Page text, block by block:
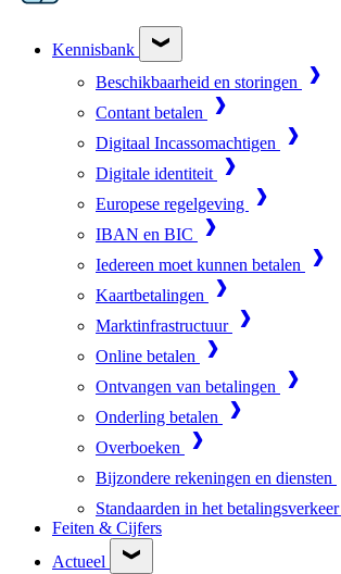
Kennisbank
Beschikbaarheid en storingen
Contant betalen
Digitaal Incassomachtigen
Digitale identiteit
Europese regelgeving
IBAN en BIC
Iedereen moet kunnen betalen
Kaartbetalingen
Marktinfrastructuur
Online betalen
Ontvangen van betalingen
Onderling betalen
Overboeken
Bijzondere rekeningen en diensten
Standaarden in het betalingsverkeer
Feiten & Cijfers
Actueel